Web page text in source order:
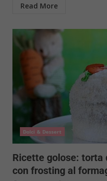
Read More
Dolci & Dessert
Ricette golose: torta
con frosting al